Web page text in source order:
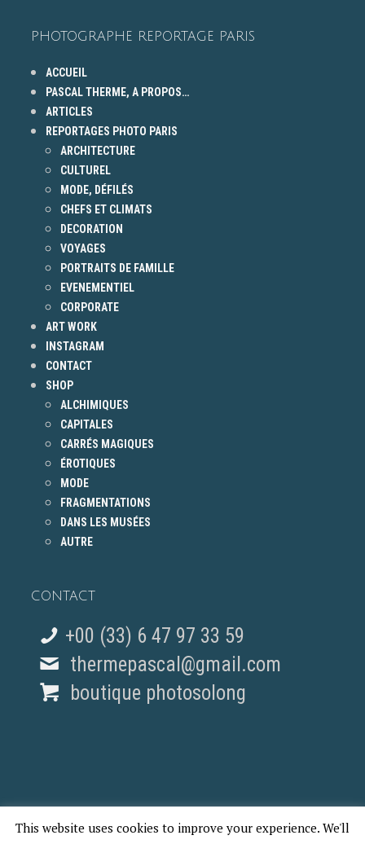
PHOTOGRAPHE REPORTAGE PARIS
ACCUEIL
PASCAL THERME, A PROPOS…
ARTICLES
REPORTAGES PHOTO PARIS
ARCHITECTURE
CULTUREL
MODE, DÉFILÉS
CHEFS ET CLIMATS
DECORATION
VOYAGES
PORTRAITS DE FAMILLE
EVENEMENTIEL
CORPORATE
ART WORK
INSTAGRAM
CONTACT
SHOP
ALCHIMIQUES
CAPITALES
CARRÉS MAGIQUES
ÉROTIQUES
MODE
FRAGMENTATIONS
DANS LES MUSÉES
AUTRE
CONTACT
+00 (33) 6 47 97 33 59
thermepascal@gmail.com
boutique photosolong
This website uses cookies to improve your experience. We'll